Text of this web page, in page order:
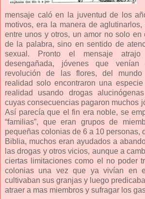
mensaje caló en la juventud de los
motivos, era la manera de
entre unos y otros, un amor no solo en
de la palabra, sino en sentido de
sexual. Pronto el mensaje
desengañada, jóvenes que
revolución de las flores, del
realidad solo encontraron una
realidad usando drogas
cuyas consecuencias pagaron muchos
Así parecía que el fin era noble, se
“familias”, que eran grupos de
pequeñas colonias de 6 a 10 personas,
Biblia, muchos eran ayudados a
las drogas y otros vicios, aunque a
ciertas limitaciones como el no poder
colonias una vez que ya vivían en
cultivaban sus granjas y luego
atraer a mas miembros y sufragar los